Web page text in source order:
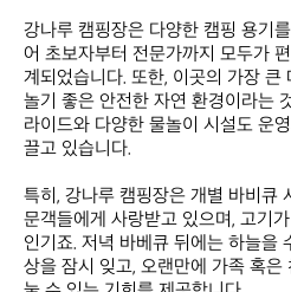
강나루 캠핑장은 다양한 캠핑 용기
어 초보자부터 전문가까지 모두가
계되었습니다. 또한, 이곳의 가장 큰
놀기 좋은 안전한 자연 환경이라는
라이드와 다양한 물놀이 시설도 운
끌고 있습니다.
특히, 강나루 캠핑장은 개별 바비큐
문객들에게 사랑받고 있으며, 고기
인기죠. 저녁 바베큐 뒤에는 하늘을
상을 잠시 잊고, 오랜만에 가족 혹